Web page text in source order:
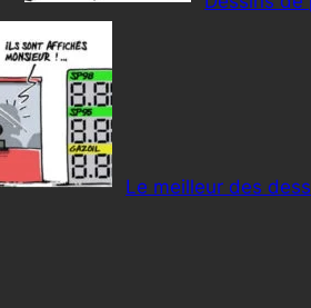
Le meilleur des